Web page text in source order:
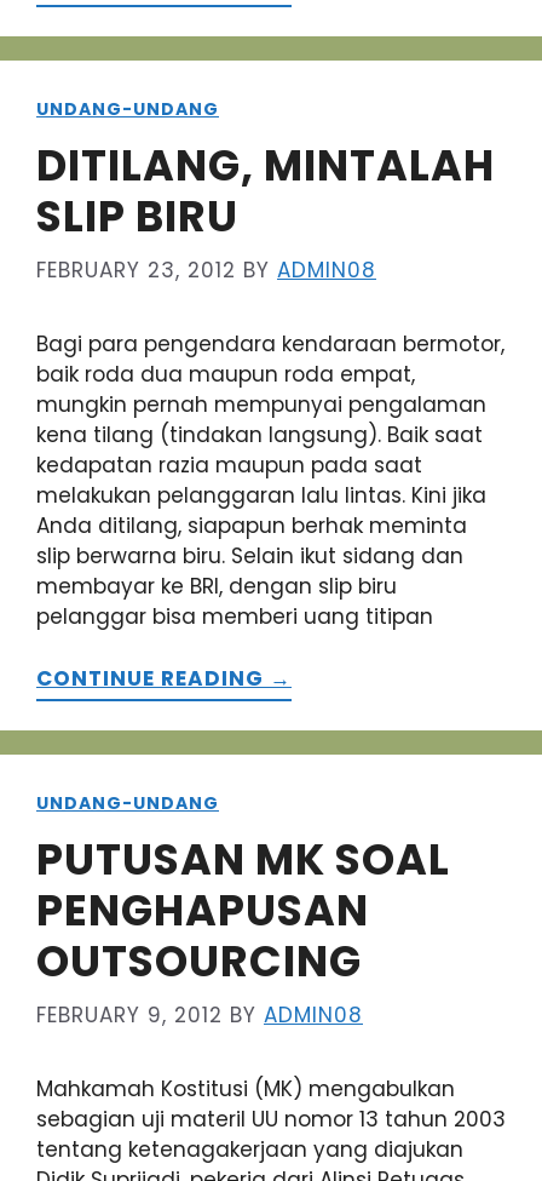
UNDANG-UNDANG
DITILANG, MINTALAH
SLIP BIRU
FEBRUARY 23, 2012 BY ADMIN08
Bagi para pengendara kendaraan bermotor,
baik roda dua maupun roda empat,
mungkin pernah mempunyai pengalaman
kena tilang (tindakan langsung). Baik saat
kedapatan razia maupun pada saat
melakukan pelanggaran lalu lintas. Kini jika
Anda ditilang, siapapun berhak meminta
slip berwarna biru. Selain ikut sidang dan
membayar ke BRI, dengan slip biru
pelanggar bisa memberi uang titipan
CONTINUE READING →
UNDANG-UNDANG
PUTUSAN MK SOAL
PENGHAPUSAN
OUTSOURCING
FEBRUARY 9, 2012 BY ADMIN08
Mahkamah Kostitusi (MK) mengabulkan
sebagian uji materil UU nomor 13 tahun 2003
tentang ketenagakerjaan yang diajukan